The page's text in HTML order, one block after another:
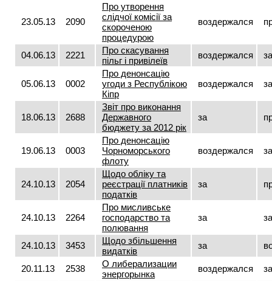
23.05.13 2090
Про утворення
слідчої комісії за
скороченою
процедурою
воздержался
04.06.13 2221
Про скасування
пільг і привілеїв
воздержался за
05.06.13 0002
Про денонсацію
угоди з Республікою
Кіпр
воздержался за
18.06.13 2688
Звіт про виконання
Державного
бюджету за 2012 рік
за
19.06.13 0003
Про денонсацію
Чорноморського
флоту
воздержался за
24.10.13 2054
Щодо обліку та
реєстрації платників
податків
за
24.10.13 2264
Про мисливське
господарство та
полювання
за за
24.10.13 3453
Щодо збільшення
видатків
за
20.11.13 2538
О либерализации
энергорынка
воздержался за